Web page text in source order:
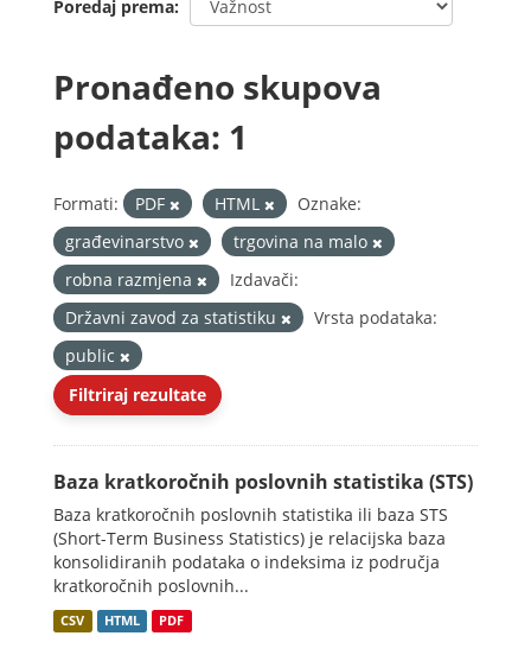
Poredaj prema
Pronađeno skupova
podataka: 1
Formati: PDF HTML
Oznake:
građevinarstvo
trgovina na malo
robna razmjena
Izdavači:
Državni zavod za statistiku
Vrsta podataka:
public
Filtriraj rezultate
Baza kratkoročnih poslovnih statistika (STS)
Baza kratkoročnih poslovnih statistika ili baza STS
(Short-Term Business Statistics) je relacijska baza
konsolidiranih podataka o indeksima iz područja
kratkoročnih poslovnih...
CSV HTML PDF